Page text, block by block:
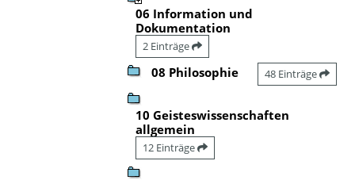
06 Information und
Dokumentation
2 Einträge
08 Philosophie 48 Einträge
10 Geisteswissenschaften
allgemein
12 Einträge